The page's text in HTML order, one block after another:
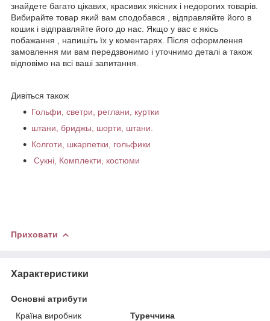
знайдете багато цікавих, красивих якісних і недорогих товарів.
Вибирайте товар який вам сподобався , відправляйте його в
кошик і відправляйте його до нас. Якщо у вас є якісь
побажання , напишіть їх у коментарях. Після оформлення
замовлення ми вам передзвонимо і уточнимо деталі а також
відповімо на всі ваші запитання.
Дивіться також
Гольфи, светри, реглани, куртки
штани, бриджы, шорти, штани.
Колготи, шкарпетки, гольфики
Сукні, Комплекти, костюми
Приховати
Характеристики
Основні атрибути
Країна виробник
Туреччина